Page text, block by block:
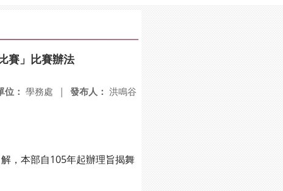
賽」比賽辦法
發布人： 洪鳴谷
位： 學務處 |
，本部自105年起辦理旨揭舞